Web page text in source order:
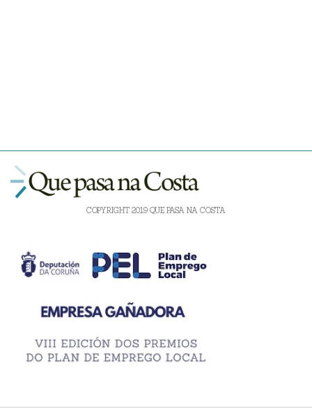
COPYRIGHT 2019 QUE PASA NA COSTA